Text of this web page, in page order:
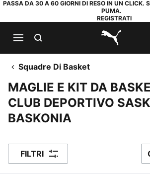
PASSA DA 30 A 60 GIORNI DI RESO IN UN CLICK.
PUMA.
REGISTRATI
PUMA.com
Squadre Di Basket
MAGLIE E KIT DA
CLUB DEPORTIVO
BASKONIA
FILTRI